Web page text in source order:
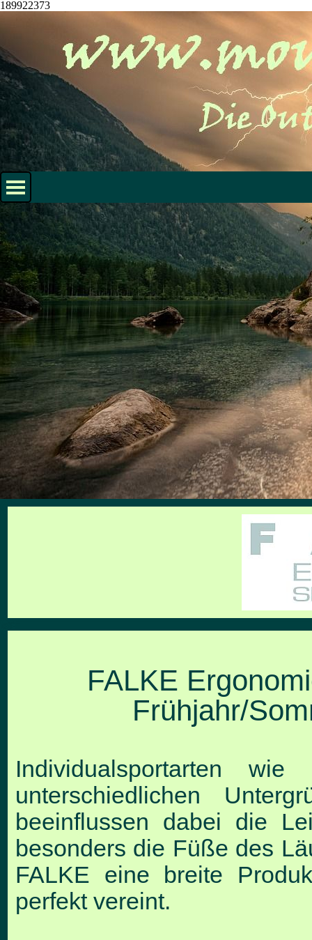
189922373
Direkt zum Seiteninhalt
FALKE
Frühjahr/
Individualsportarten
unterschiedlichen
beeinflussen dabei die
besonders die Füße des
FALKE eine breite
perfekt vereint.